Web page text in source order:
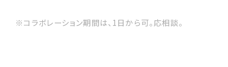
※コラボレーション期間は、1日から可。応相談。